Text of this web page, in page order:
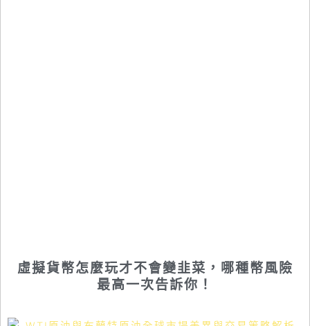
虛擬貨幣怎麼玩才不會變韭菜，哪種幣風險
最高一次告訴你！